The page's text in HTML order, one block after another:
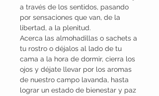
a través de los sentidos, pasando
por sensaciones que van, de la
libertad, a la plenitud.
Acerca las almohadillas o sachets a
tu rostro o déjalos al lado de tu
cama a la hora de dormir, cierra los
ojos y déjate llevar por los aromas
de nuestro campo lavanda, hasta
lograr un estado de bienestar y paz